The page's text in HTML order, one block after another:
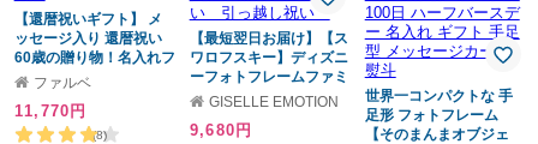
【還暦祝いギフト】 メ
ッセージ入り 還暦祝い
60歳の贈り物！名入れフ
ォトフレームフラワー
祝い 記念品 フォトフレ
ーム 写真立て フラワー
ファルベ
11,770円
(8)
【最短翌日お届け】【ス
ワロフスキー】ディズニ
ーフォトフレームファミ
リーサイズ 写真立て
ッキー ミニー 記念
GISELLE EMOTION
9,680円
世界一コンパクトな 手
足形 フォトフレーム
【そのまんまオブジェ